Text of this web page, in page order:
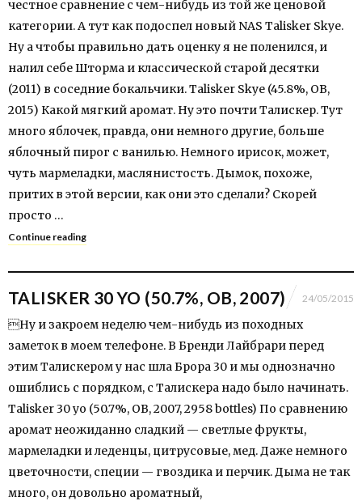
честное сравнение с чем-нибудь из той же ценовой
категории. А тут как подоспел новый NAS Talisker Skye.
Ну а чтобы правильно дать оценку я не поленился, и
налил себе Шторма и классической старой десятки
(2011) в соседние бокальчики. Talisker Skye (45.8%, OB,
2015) Какой мягкий аромат. Ну это почти Талискер. Тут
много яблочек, правда, они немного другие, больше
яблочный пирог с ванилью. Немного ирисок, может,
чуть мармеладки, маслянистость. Дымок, похоже,
притих в этой версии, как они это сделали? Скорей
просто …
Continue reading
TALISKER 30 YO (50.7%, OB, 2007) 24/05/2015
Ну и закроем неделю чем-нибудь из походных
заметок в моем телефоне. В Бренди Лайбрари перед
этим Талискером у нас шла Брора 30 и мы однозначно
ошиблись с порядком, c Талискера надо было начинать.
Talisker 30 yo (50.7%, OB, 2007, 2958 bottles) По сравнению
аромат неожиданно сладкий — светлые фрукты,
мармеладки и леденцы, цитрусовые, мед. Даже немного
цветочности, специи — гвоздика и перчик. Дыма не так
много, он довольно ароматный,